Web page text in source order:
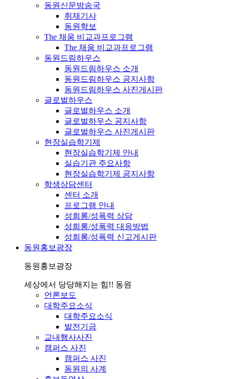
동원신문방송국
취재기사
동원학보
The 채움 비교과프로그램
The 채움 비교과프로그램
동원드림하우스
동원드림하우스 소개
동원드림하우스 공지사항
동원드림하우스 사진게시판
글로벌하우스
글로벌하우스 소개
글로벌하우스 공지사항
글로벌하우스 사진게시판
현장실습학기제
현장실습학기제 안내
실습기관 주요사항
현장실습학기제 공지사항
학생상담센터
센터 소개
프로그램 안내
성희롱/성폭력 상담
성희롱/성폭력 대응방법
성희롱/성폭력 신고게시판
동원홍보광장
동원홍보광장
세상에서 당당해지는 힘!! 동원
언론보도
대학주요소식
대학주요소식
발전기금
교내행사사진
캠퍼스 사진
캠퍼스 사진
동원의 사계